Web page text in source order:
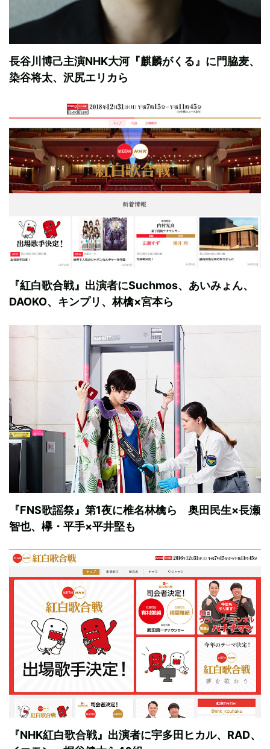
長谷川博己主演NHK大河『麒麟がくる』に門脇麦、
染谷将太、沢尻エリカら
『紅白歌合戦』出演者にSuchmos、あいみょん、
DAOKO、キンプリ、林檎×宮本ら
『FNS歌謡祭』第1夜に椎名林檎ら 奥田民生×長瀬
智也、欅・平手×平井堅も
『NHK紅白歌合戦』出演者に宇多田ヒカル、RAD、